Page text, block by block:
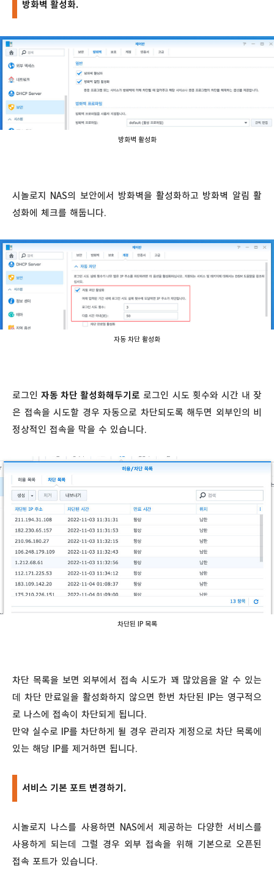
방화벽 활성화.
방화벽 활성화
시놀로지 NAS의 보안에서 방화벽을 활성화하고 방화벽 알림 활
성화에 체크를 해둡니다.
자동 차단 활성화
로그인자동 차단 활성화해두기로 로그인 시도 횟수와 시간 내 잦
은 접속을 시도할 경우 자동으로 차단되도록 해두면 외부인의 비
정상적인 접속을 막을 수 있습니다.
차단된 IP 목록
차단 목록을 보면 외부에서 접속 시도가 꽤 많았음을 알 수 있는
데 차단 만료일을 활성화하지 않으면 한번 차단된 IP는 영구적으
로 나스에 접속이 차단되게 됩니다.
만약 실수로 IP를 차단하게 될 경우 관리자 계정으로 차단 목록에
있는 해당 IP를 제거하면 됩니다.
서비스 기본 포트 변경하기.
시놀로지 나스를 사용하면 NAS에서 제공하는 다양한 서비스를
사용하게 되는데 그럴 경우 외부 접속을 위해 기본으로 오픈된
접속 포트가 있습니다.